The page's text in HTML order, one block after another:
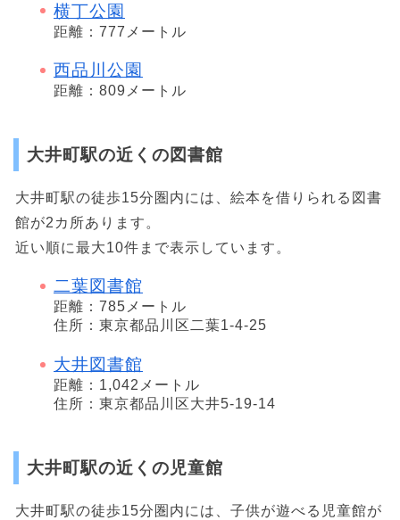
横丁公園
距離：777メートル
西品川公園
距離：809メートル
大井町駅の近くの図書館
大井町駅の徒歩15分圏内には、絵本を借りられる図書
館が2カ所あります。
近い順に最大10件まで表示しています。
二葉図書館
距離：785メートル
住所：東京都品川区二葉1-4-25
大井図書館
距離：1,042メートル
住所：東京都品川区大井5-19-14
大井町駅の近くの児童館
大井町駅の徒歩15分圏内には、子供が遊べる児童館が